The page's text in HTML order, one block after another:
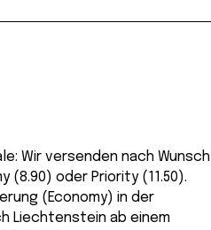
Wir versenden nach Wunsch
(8.90) oder Priority (11.50).
(Economy) in der
Liechtenstein ab einem